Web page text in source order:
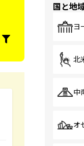
国と地
ヨ
北
中
オ